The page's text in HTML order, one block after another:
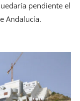
pendiente el
Andalucía.